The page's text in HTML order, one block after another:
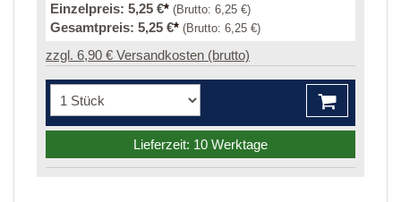
Einzelpreis: 5,25 €* (Brutto: 6,25 €)
Gesamtpreis: 5,25 €* (Brutto: 6,25 €)
zzgl. 6,90 € Versandkosten (brutto)
Lieferzeit: 10 Werktage